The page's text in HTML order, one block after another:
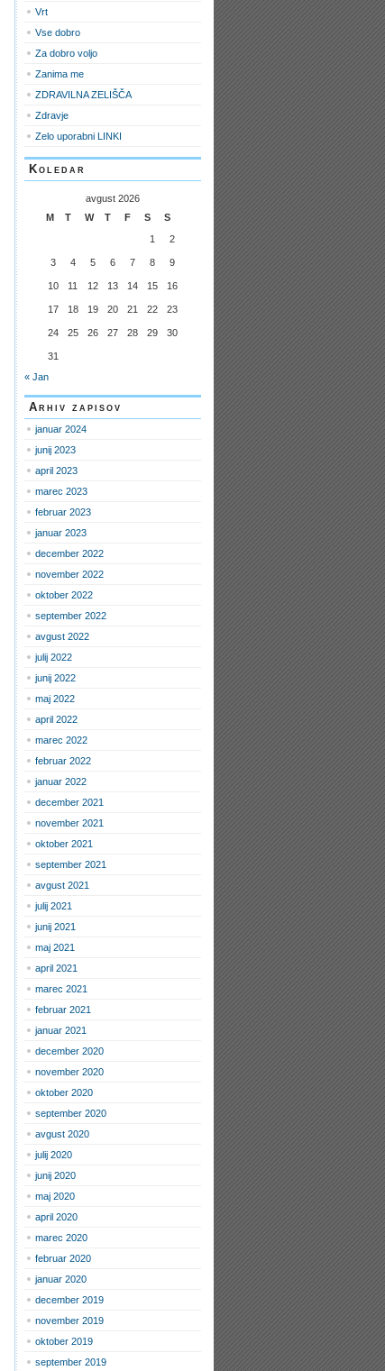
Vrt
Vse dobro
Za dobro voljo
Zanima me
ZDRAVILNA ZELIŠČA
Zdravje
Zelo uporabni LINKI
Koledar
avgust 2026
M
T W T F S
S
1
2
3 4 5 6 7 8 9
10 11 12 13 14 15 16
17 18 19 20 21 22 23
24 25 26 27 28 29 30
31
« Jan
Arhiv zapisov
januar 2024
junij 2023
april 2023
marec 2023
februar 2023
januar 2023
december 2022
november 2022
oktober 2022
september 2022
avgust 2022
julij 2022
junij 2022
maj 2022
april 2022
marec 2022
februar 2022
januar 2022
december 2021
november 2021
oktober 2021
september 2021
avgust 2021
julij 2021
junij 2021
maj 2021
april 2021
marec 2021
februar 2021
januar 2021
december 2020
november 2020
oktober 2020
september 2020
avgust 2020
julij 2020
junij 2020
maj 2020
april 2020
marec 2020
februar 2020
januar 2020
december 2019
november 2019
oktober 2019
september 2019